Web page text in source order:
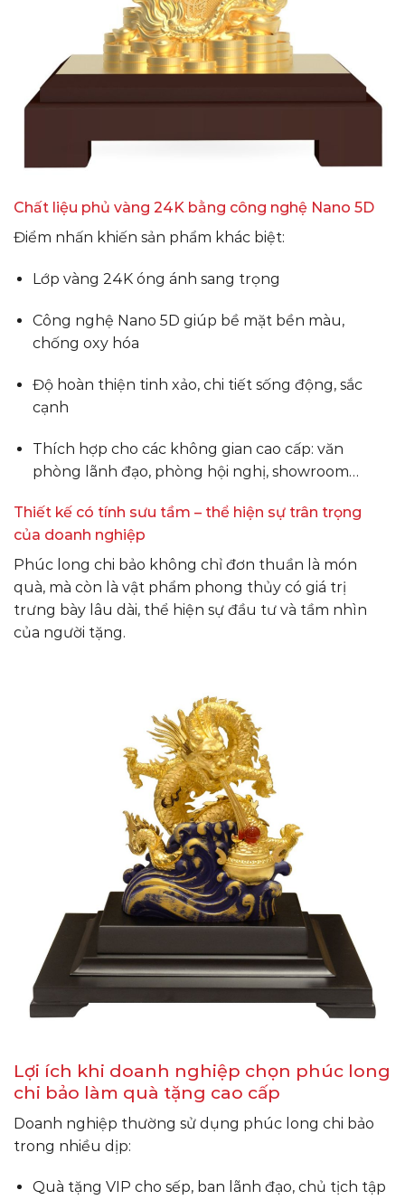
Chất liệu phủ vàng 24K bằng công nghệ Nano 5D
Điểm nhấn khiến sản phẩm khác biệt:
Lớp vàng 24K óng ánh sang trọng
Công nghệ Nano 5D giúp bề mặt bền màu,
chống oxy hóa
Độ hoàn thiện tinh xảo, chi tiết sống động, sắc
cạnh
Thích hợp cho các không gian cao cấp: văn
phòng lãnh đạo, phòng hội nghị, showroom…
Thiết kế có tính sưu tầm – thể hiện sự trân trọng
của doanh nghiệp
Phúc long chi bảo không chỉ đơn thuần là món
quà, mà còn là vật phẩm phong thủy có giá trị
trưng bày lâu dài, thể hiện sự đầu tư và tầm nhìn
của người tặng.
Lợi ích khi doanh nghiệp chọn phúc long
chi bảo làm quà tặng cao cấp
Doanh nghiệp thường sử dụng phúc long chi bảo
trong nhiều dịp:
Quà tặng VIP cho sếp, ban lãnh đạo, chủ tịch tập